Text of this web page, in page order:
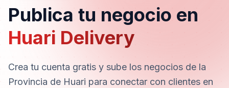
fácilmente a restaurantes, comercios y principales puntos
de interés de la ciudad. En Hostal Huagancu combinamos
comodidad, calidad y atención para ofrecerte el mejor
servicio de hospedaje en Huari. Cada detalle ha sido
pensado para que disfrutes de una estadía placentera,
es nuestra prioridad y nuestro objetivo es hacer de tu
visita una experiencia única e inolvidable.
Publica tu negocio en
Huari Delivery
Crea tu cuenta gratis y sube los negocios de la
Provincia de Huari para conectar con clientes en